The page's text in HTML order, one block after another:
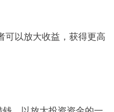
可以放大收益，获得更高